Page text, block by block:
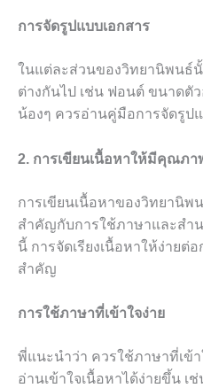
การจัดรูปแบบเอกสาร
ในแต่ละส่วนของวิทยานิพนธ์
ต่างกันไป เช่น ฟอนต์ ขนาดตั
น้องๆ ควรอ่านคู่มือการจัดรูป
2. การเขียนเนื้อหาให้มีคุณภา
การเขียนเนื้อหาของวิทยานิพ
สำคัญกับการใช้ภาษาและสำ
นี้ การจัดเรียงเนื้อหาให้ง่ายต่
สำคัญ
การใช้ภาษาที่เข้าใจง่าย
พี่แนะนำว่า ควรใช้ภาษาที่เข้า
อ่านเข้าใจเนื้อหาได้ง่ายขึ้น เ